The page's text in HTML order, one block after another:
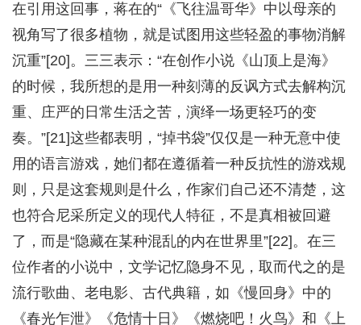
在引用这回事，蒋在的“《飞往温哥华》中以母亲的
视角写了很多植物，就是试图用这些轻盈的事物消解
沉重”[20]。三三表示：“在创作小说《山顶上是海》
的时候，我所想的是用一种刻薄的反讽方式去解构沉
重、庄严的日常生活之苦，演绎一场更轻巧的变
奏。”[21]这些都表明，“掉书袋”仅仅是一种无意中使
用的语言游戏，她们都在遵循着一种反抗性的游戏规
则，只是这套规则是什么，作家们自己还不清楚，这
也符合尼采所定义的现代人特征，不是真相被回避
了，而是“隐藏在某种混乱的内在世界里”[22]。在三
位作者的小说中，文学记忆隐身不见，取而代之的是
流行歌曲、老电影、古代典籍，如《慢回身》中的
《春光乍泄》《危情十日》《燃烧吧！火鸟》和《上